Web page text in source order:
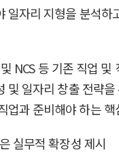
일자리 지형을 분석
NCS 등 기존 직업
및 일자리 창출 전략
과 준비해야 하는
실무적 확장성 제시